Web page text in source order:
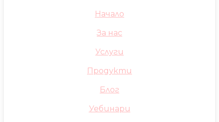
Начало
За нас
Услуги
Продукти
Блог
Уебинари